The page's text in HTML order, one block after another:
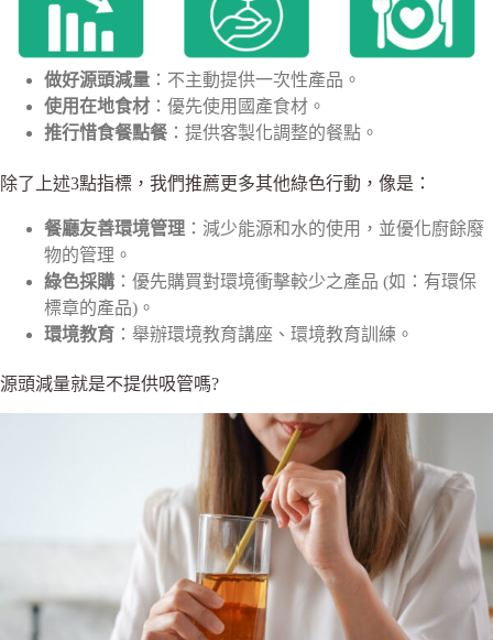
做好源頭減量 ：不主動提供一次性產品。
使用在地食材 ：優先使用國產食材。
推行惜食餐點餐 ：提供客製化調整的餐點。
除了上述3點指標，我們推薦更多其他綠色行動，像是：
餐廳友善環境管理 ：減少能源和水的使用，並優化廚餘廢
物的管理。
綠色採購 ：優先購買對環境衝擊較少之產品 (如：有環保
標章的產品)。
環境教育 ：舉辦環境教育講座、環境教育訓練。
源頭減量就是不提供吸管嗎?